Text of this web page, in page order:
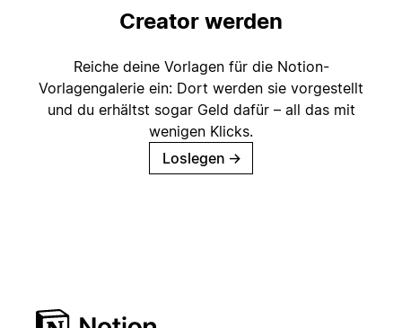
Creator werden
Reiche deine Vorlagen für die Notion-
Vorlagengalerie ein: Dort werden sie vorgestellt
und du erhältst sogar Geld dafür – all das mit
wenigen Klicks.
Loslegen →